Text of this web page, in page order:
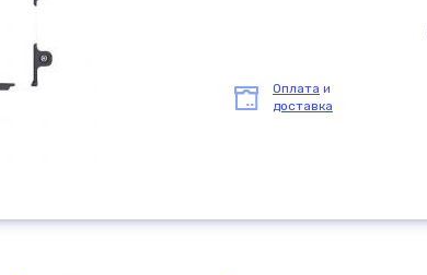
Оплата и
доставка